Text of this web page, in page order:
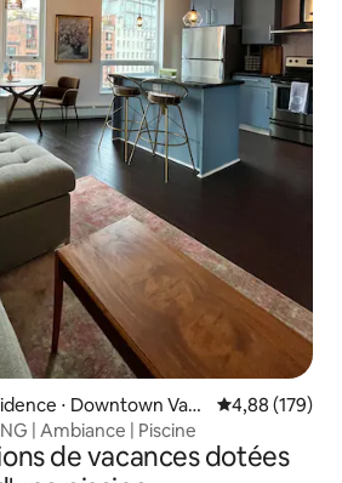
⋅ Downtown Van
Évaluation
4,88 (179)
| Ambiance | Piscine
de vacances dotées